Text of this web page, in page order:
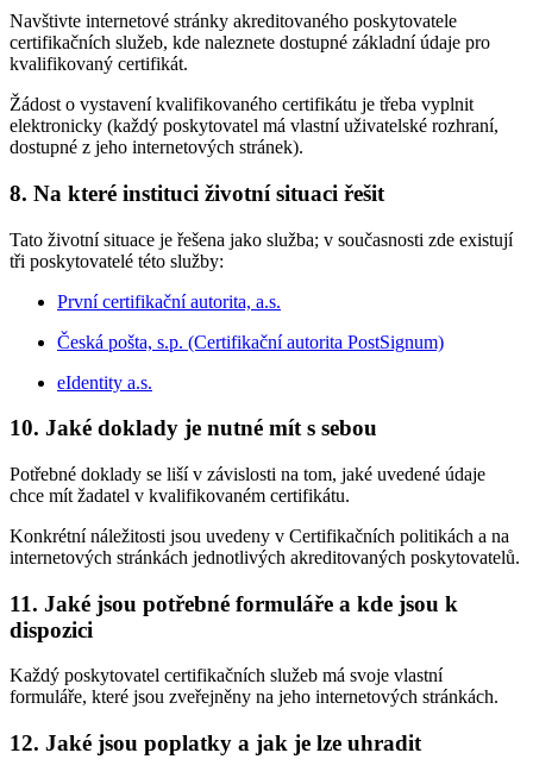
Navštivte internetové stránky akreditovaného poskytovatele
certifikačních služeb, kde naleznete dostupné základní údaje pro
kvalifikovaný certifikát.
Žádost o vystavení kvalifikovaného certifikátu je třeba vyplnit
elektronicky (každý poskytovatel má vlastní uživatelské rozhraní,
dostupné z jeho internetových stránek).
8. Na které instituci životní situaci řešit
Tato životní situace je řešena jako služba; v současnosti zde existují
tři poskytovatelé této služby:
První certifikační autorita, a.s.
Česká pošta, s.p. (Certifikační autorita PostSignum)
eIdentity a.s.
10. Jaké doklady je nutné mít s sebou
Potřebné doklady se liší v závislosti na tom, jaké uvedené údaje
chce mít žadatel v kvalifikovaném certifikátu.
Konkrétní náležitosti jsou uvedeny v Certifikačních politikách a na
internetových stránkách jednotlivých akreditovaných poskytovatelů.
11. Jaké jsou potřebné formuláře a kde jsou k
dispozici
Každý poskytovatel certifikačních služeb má svoje vlastní
formuláře, které jsou zveřejněny na jeho internetových stránkách.
12. Jaké jsou poplatky a jak je lze uhradit